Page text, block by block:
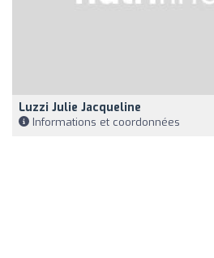
Luzzi Julie Jacqueline
Informations et coordonnées